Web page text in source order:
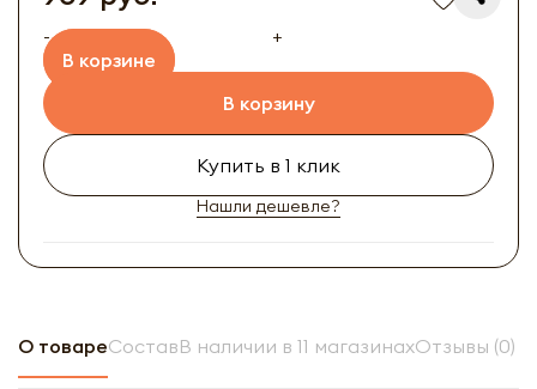
-
+
В корзине
В корзину
Купить в 1 клик
Нашли дешевле?
О товареСоставВ наличии в 11 магазинахОтзывы (0)